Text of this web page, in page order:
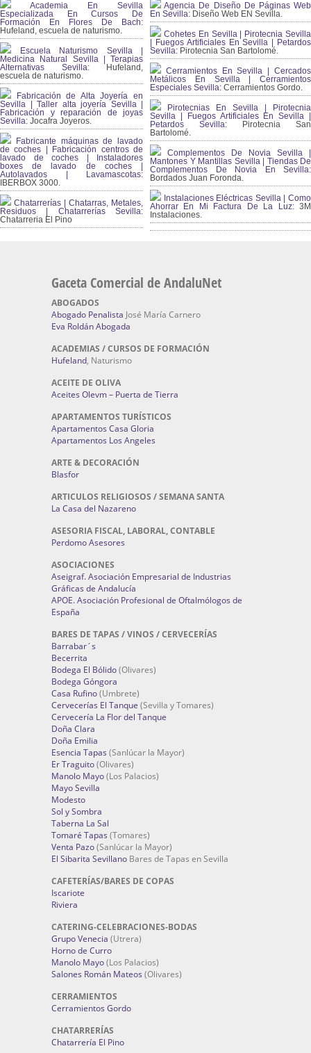
Academia En Sevilla
Especializada En Cursos De
Formación En Flores De Bach:
Hufeland, escuela de naturismo.
Escuela Naturismo Sevilla |
Medicina Natural Sevilla | Terapias
Alternativas Sevilla: Hufeland,
escuela de naturismo.
Fabricación de Alta Joyería en
Sevilla | Taller alta joyería Sevilla |
Fabricación y reparación de joyas
Sevilla: Jocafra Joyeros.
Fabricante máquinas de lavado
de coches | Fabricación centros de
lavado de coches | Instaladores
boxes de lavado de coches |
Autolavados | Lavamascotas:
IBERBOX 3000.
Chatarrerías | Chatarras, Metales,
Residuos | Chatarrerías Sevilla:
Chatarreria El Pino
Agencia De Diseño De Páginas Web
En Sevilla: Diseño Web EN Sevilla.
Cohetes En Sevilla | Pirotecnia Sevilla
| Fuegos Artificiales En Sevilla | Petardos
Sevilla: Pirotecnia San Bartolomé.
Cerramientos En Sevilla | Cercados
Metálicos En Sevilla | Cerramientos
Especiales Sevilla: Cerramientos Gordo.
Pirotecnias En Sevilla | Pirotecnia
Sevilla | Fuegos Artificiales En Sevilla |
Petardos Sevilla: Pirotecnia San
Bartolomé.
Complementos De Novia Sevilla |
Mantones Y Mantillas Sevilla | Tiendas De
Complementos De Novia En Sevilla:
Bordados Juan Foronda.
Instalaciones Eléctricas Sevilla | Como
Ahorrar En Mi Factura De La Luz:3M
Instalaciones.
Gaceta Comercial de AndaluNet
ABOGADOS
Abogado Penalista José María Carnero
Eva Roldán Abogada
ACADEMIAS / CURSOS DE FORMACIÓN
Hufeland, Naturismo
ACEITE DE OLIVA
Aceites Olevm – Puerta de Tierra
APARTAMENTOS TURÍSTICOS
Apartamentos Casa Gloria
Apartamentos Los Angeles
ARTE & DECORACIÓN
Blasfor
ARTICULOS RELIGIOSOS / SEMANA SANTA
La Casa del Nazareno
ASESORIA FISCAL, LABORAL, CONTABLE
Perdomo Asesores
ASOCIACIONES
Aseigraf. Asociación Empresarial de Industrias
Gráficas de Andalucía
APOE. Asociación Profesional de Oftalmólogos de
España
BARES DE TAPAS / VINOS / CERVECERÍAS
Barrabar´s
Becerrita
Bodega El Bólido(Olivares)
Bodega Góngora
Casa Rufino(Umbrete)
Cervecerías El Tanque (Sevilla y Tomares)
Cervecería La Flor del Tanque
Doña Clara
Doña Emilia
Esencia Tapas (Sanlúcar la Mayor)
Er Traguito(Olivares)
Manolo Mayo(Los Palacios)
Mayo Sevilla
Modesto
Sol y Sombra
Taberna La Sal
Tomaré Tapas (Tomares)
Venta Pazo(Sanlúcar la Mayor)
El Sibarita Sevillano Bares de Tapas en Sevilla
CAFETERÍAS/BARES DE COPAS
Iscariote
Riviera
CATERING-CELEBRACIONES-BODAS
Grupo Venecia (Utrera)
Horno de Curro
Manolo Mayo(Los Palacios)
Salones Román Mateos (Olivares)
CERRAMIENTOS
Cerramientos Gordo
CHATARRERÍAS
Chatarrería El Pino